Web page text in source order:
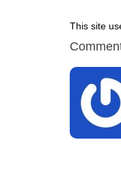
This site